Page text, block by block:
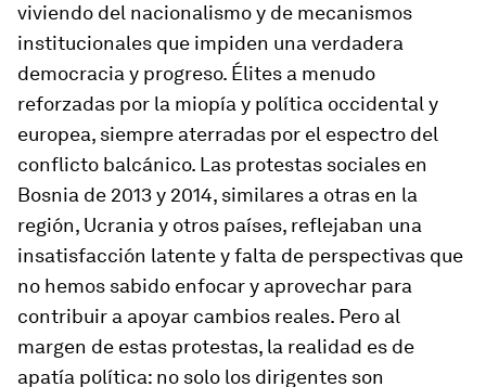
viviendo del nacionalismo y de mecanismos
institucionales que impiden una verdadera
democracia y progreso. Élites a menudo
reforzadas por la miopía y política occidental y
europea, siempre aterradas por el espectro del
conflicto balcánico. Las protestas sociales en
Bosnia de 2013 y 2014, similares a otras en la
región, Ucrania y otros países, reflejaban una
insatisfacción latente y falta de perspectivas que
no hemos sabido enfocar y aprovechar para
contribuir a apoyar cambios reales. Pero al
margen de estas protestas, la realidad es de
apatía política: no solo los dirigentes son